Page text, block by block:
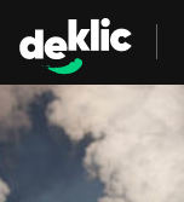
Rechercher